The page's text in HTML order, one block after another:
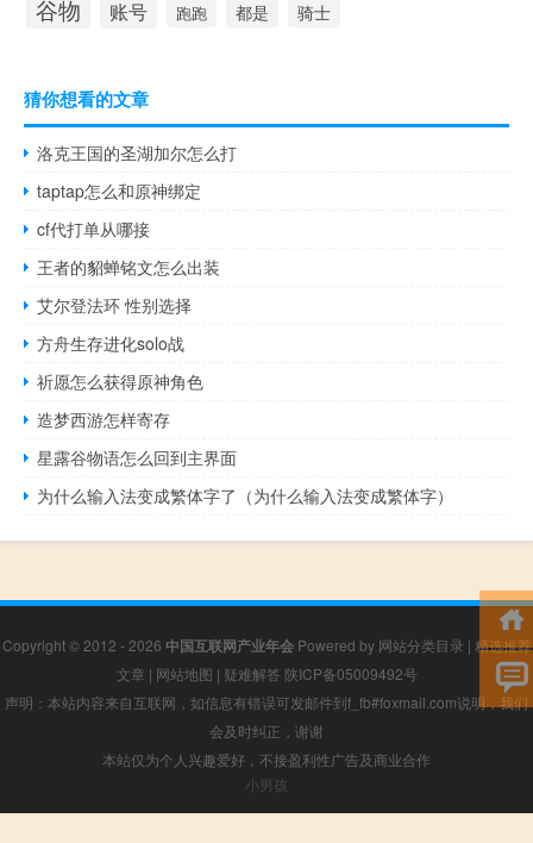
谷物 账号 跑跑 都是 骑士
猜你想看的文章
洛克王国的圣湖加尔怎么打
taptap怎么和原神绑定
cf代打单从哪接
王者的貂蝉铭文怎么出装
艾尔登法环 性别选择
方舟生存进化solo战
祈愿怎么获得原神角色
造梦西游怎样寄存
星露谷物语怎么回到主界面
为什么输入法变成繁体字了（为什么输入法变成繁体字）
Copyright © 2012 - 2026 中国互联网产业年会Powered by 网站分类目录 | 精选推荐
文章 | 网站地图 | 疑难解答 陕ICP备05009492号
声明：本站内容来自互联网，如信息有错误可发邮件到f_fb#foxmail.com说明，我们
会及时纠正，谢谢
本站仅为个人兴趣爱好，不接盈利性广告及商业合作
小男孩